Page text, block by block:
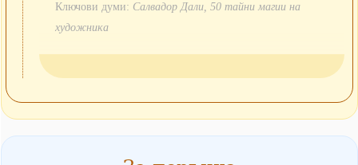
Ключови думи: Салвадор Дали, 50 тайни магии на
художника